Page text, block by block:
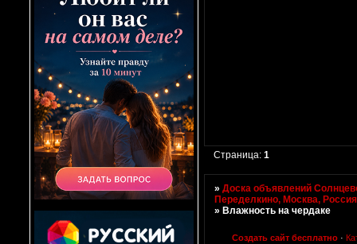
Страница:1
»Доска объявлений
Переделкино, Москва, Россия
» Влажность на чердаке
Создать сайт бесплатно ·